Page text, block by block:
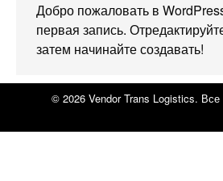
Добро пожаловать в
первая запись.
затем начинайте создавать!
© 2026 Vendor Trans Logistics.